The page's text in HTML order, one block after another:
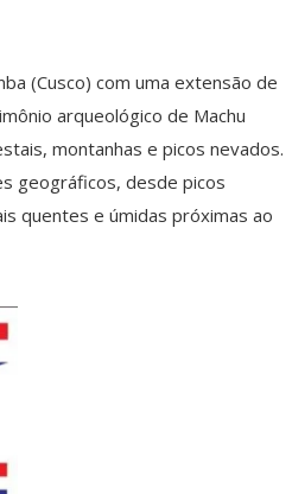
(Cusco) com uma extensão de
arqueológico de Machu
montanhas e picos nevados.
geográficos, desde picos
quentes e úmidas próximas ao